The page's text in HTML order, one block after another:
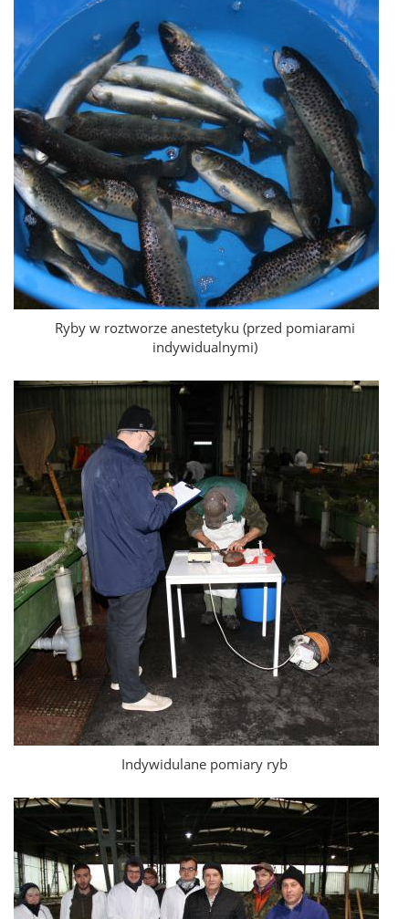
Ryby w roztworze anestetyku (przed pomiarami
indywidualnymi)
Indywidulane pomiary ryb